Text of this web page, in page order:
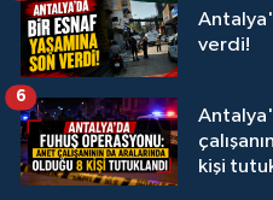
verdi!
kişi
6